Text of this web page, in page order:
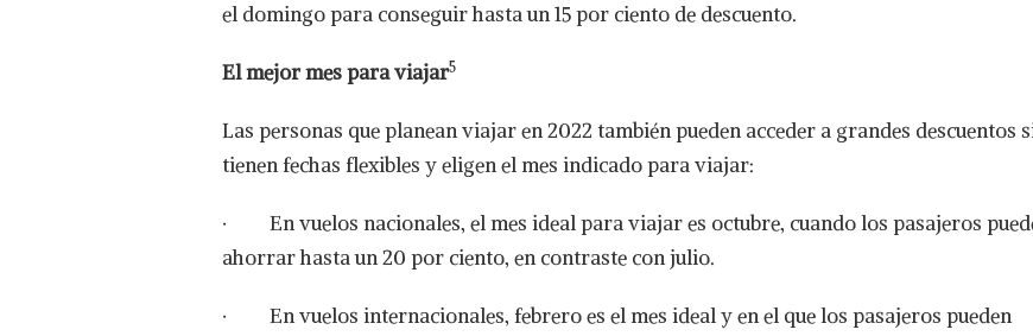
el domingo para conseguir hasta un 15 por ciento de descuento.
El mejor mes para viajar5
Las personas que planean viajar en 2022 también pueden acceder a grandes descuentos
tienen fechas flexibles y eligen el mes indicado para viajar:
· En vuelos nacionales, el mes ideal para viajar es octubre, cuando los pasajeros
ahorrar hasta un 20 por ciento, en contraste con julio.
· En vuelos internacionales, febrero es el mes ideal y en el que los pasajeros pueden